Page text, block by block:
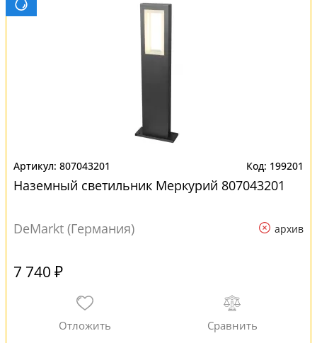
807043201 199201
Наземный светильник Меркурий 807043201
DeMarkt (Германия) архив
7 740 ₽